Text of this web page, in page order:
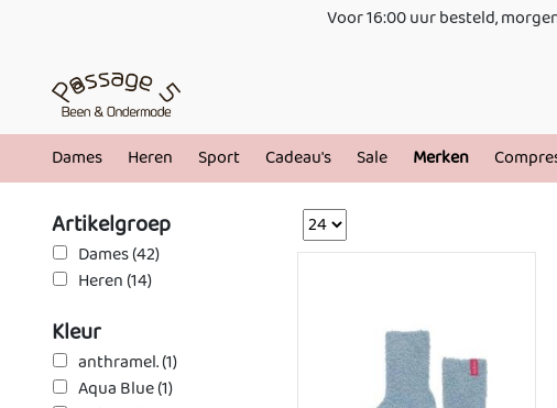
Voor 16:00 uur besteld,
Dames Heren Sport Cadeau's Sale Merken
Artikelgroep
Dames (42)
Heren (14)
Kleur
anthramel. (1)
Aqua Blue (1)